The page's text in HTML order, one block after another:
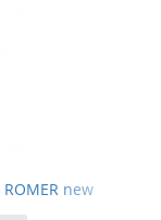
new